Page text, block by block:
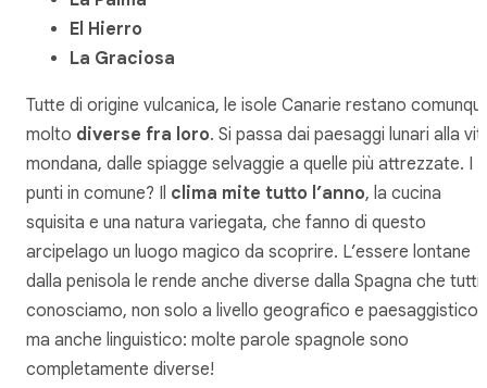
El Hierro
La Graciosa
Tutte di origine vulcanica, le isole Canarie restano
molto diverse fra loro. Si passa dai paesaggi lunari alla
mondana, dalle spiagge selvaggie a quelle più attrezzate. I
punti in comune? Il clima mite tutto l’anno, la cucina
squisita e una natura variegata, che fanno di questo
arcipelago un luogo magico da scoprire. L’essere lontane
dalla penisola le rende anche diverse dalla Spagna che tutti
conosciamo, non solo a livello geografico e paesaggistico,
ma anche linguistico: molte parole spagnole sono
completamente diverse!